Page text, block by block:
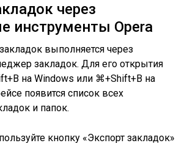
через
инструменты Opera
выполняется через
закладок. Для его открытия
на Windows или ⌘+Shift+B на
появится список всех
и папок.
кнопку «Экспорт закладок»